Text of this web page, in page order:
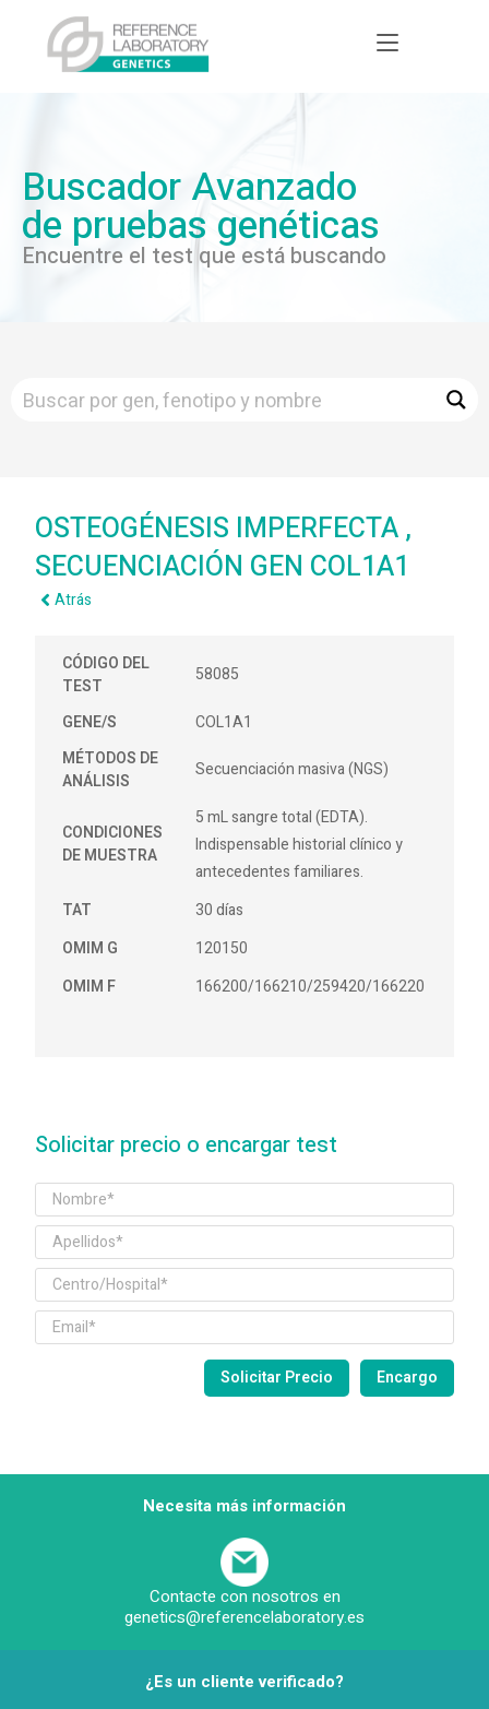
Buscador Avanzado
de pruebas genéticas
Encuentre el test que está buscando
OSTEOGÉNESIS IMPERFECTA ,
SECUENCIACIÓN GEN COL1A1
Atrás
CÓDIGO DEL
TEST
58085
GENE/S
COL1A1
MÉTODOS DE
ANÁLISIS
Secuenciación masiva (NGS)
CONDICIONES
DE MUESTRA
5 mL sangre total (EDTA).
Indispensable historial clínico y
antecedentes familiares.
TAT
30 días
OMIM G
120150
OMIM F
166200/166210/259420/166220
Solicitar precio o encargar test
Necesita más información
Contacte con nosotros en
genetics@referencelaboratory.es
¿Es un cliente verificado?